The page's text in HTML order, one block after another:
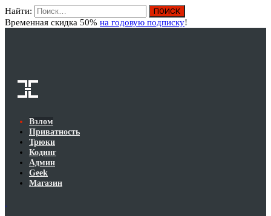
Найти:
Временная скидка 50% на годовую подписку!
Взлом
Приватность
Трюки
Кодинг
Админ
Geek
Магазин